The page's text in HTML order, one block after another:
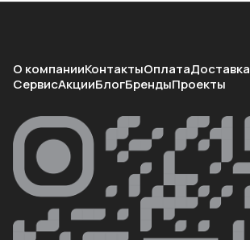
О компанииКонтактыОплатаДоставка
СервисАкцииБлогБрендыПроекты